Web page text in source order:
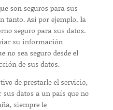
son seguros para sus
tanto. Así por ejemplo, la
seguro para sus datos.
su información
no sea seguro desde el
de sus datos.
de prestarle el servicio,
datos a un país que no
siempre le